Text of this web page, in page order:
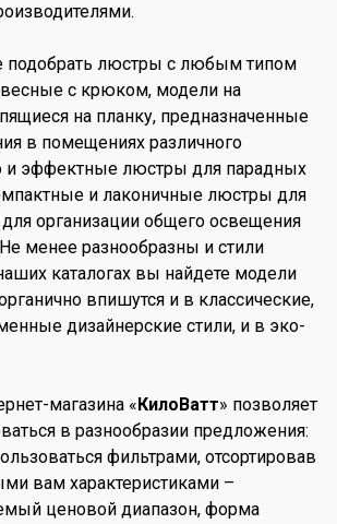
подобрать люстры с любым типом
с крюком, модели на
на планку, предназначенные
в помещениях различного
и эффектные люстры для парадных
и лаконичные люстры для
организации общего освещения
менее разнообразны и стили
каталогах вы найдете модели
впишутся и в классические,
дизайнерские стили, и в эко-
магазина «КилоВатт» позволяет
в разнообразии предложения:
фильтрами, отсортировав
вам характеристиками –
ценовой диапазон, форма